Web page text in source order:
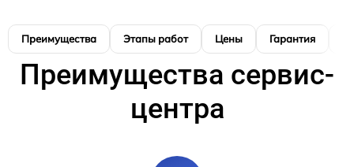
Преимущества Этапы работ Цены Гарантия
Преимущества сервис-
центра